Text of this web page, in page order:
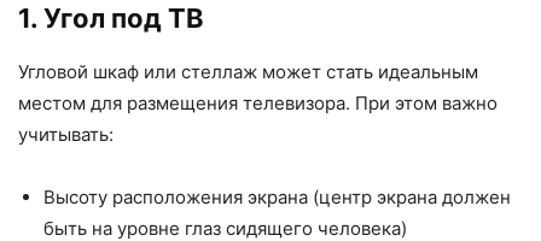
1. Угол под ТВ
Угловой шкаф или стеллаж может стать идеальным
местом для размещения телевизора. При этом важно
учитывать:
Высоту расположения экрана (центр экрана должен
быть на уровне глаз сидящего человека)